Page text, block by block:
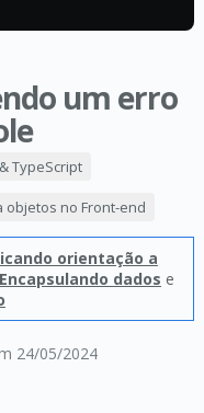
um erro
24/05/2024
TypeScript
objetos no Front-end
orientação a
Encapsulando dados e